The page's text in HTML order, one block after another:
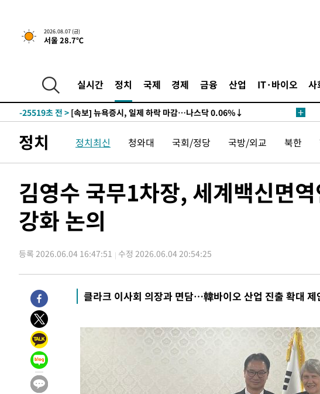
2026.08.07 (금)
서울 28.7℃
실시간 정치 국제 경제 금융 산업 IT·바이오 사
-25519초 전 >[속보] 뉴욕증시, 일제 하락 마감…나스닥 0.06%↓
례 큰 폭발음
-29668초 전 >
[속보]美, 폴리실리콘 수입 규제…파생제품 15% 관세, 120일 후
-27819초 전 >
-25519초 전 > [속보] 뉴욕증시, 일제 하락 마감…나스닥 0.06%↓
례 큰 폭발음
-29668초 전 >
[속보]美, 폴리실리콘 수입 규제…파생제품 15% 관세, 120일 후
-27819초 전 >[속보]트럼프, 美 원정출산 금지 행정명령 서명
정치 정치최신 청와대 국회/정당 국방/외교 북한
김영수 국무1차장, 세계백신면
강화 논의
등록 2026.06.04 16:47:51 수정 2026.06.04 20:54:25
클라크 이사회 의장과 면담…韓바이오 산업 진출 확대 제